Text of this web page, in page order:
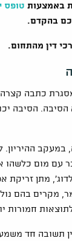
באמצעות טופס
דין מהתחום.
כתבה קצרה
הסיבה
ההיריון.
עם מום כלשהו
מתן זריקת
מקרים בהם
חמורות
תשובה חד